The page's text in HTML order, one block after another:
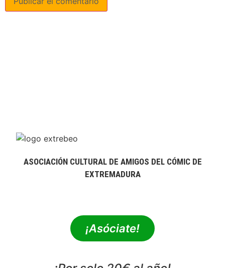
ASOCIACIÓN CULTURAL DE AMIGOS DEL CÓMIC DE
EXTREMADURA
¡Asóciate!